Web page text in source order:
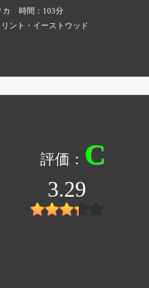
カ 時間
103分
リント・イーストウッド
C
3.29